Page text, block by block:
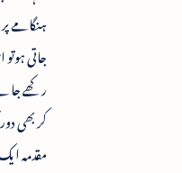
ہنگامے
جاتی
رکھے
کر بھی
مقدمہ